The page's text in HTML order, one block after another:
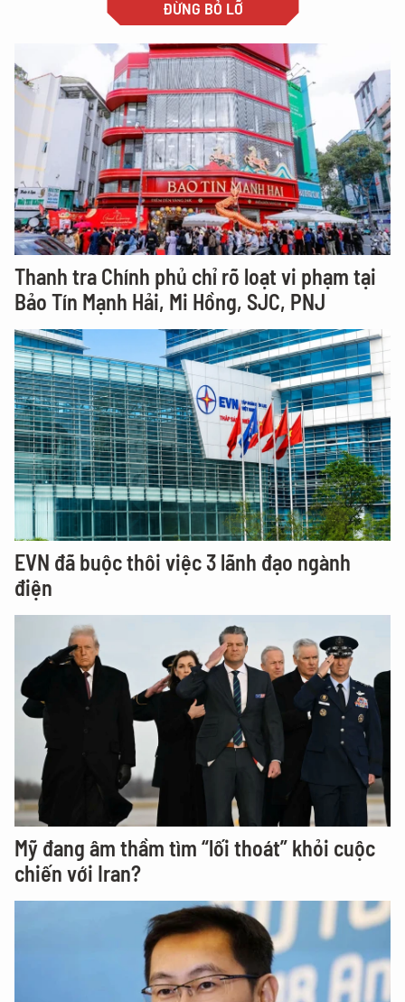
ĐỪNG BỎ LỠ
Thanh tra Chính phủ chỉ rõ loạt vi phạm tại
Bảo Tín Mạnh Hải, Mi Hồng, SJC, PNJ
EVN đã buộc thôi việc 3 lãnh đạo ngành
điện
Mỹ đang âm thầm tìm “lối thoát” khỏi cuộc
chiến với Iran?